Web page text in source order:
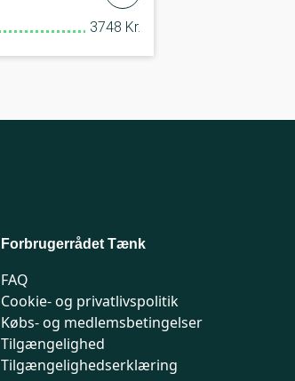
3748 Kr.
Forbrugerrådet Tænk
FAQ
Cookie- og privatlivspolitik
Købs- og medlemsbetingelser
Tilgængelighed
Tilgængelighedserklæring